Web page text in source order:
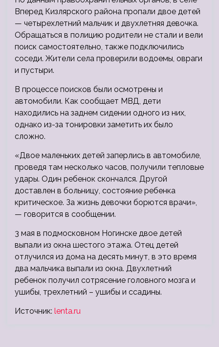
Вперед Кизлярского района пропали двое детей
— четырехлетний мальчик и двухлетняя девочка.
Обращаться в полицию родители не стали и вели
поиск самостоятельно, также подключились
соседи. Жители села проверили водоемы, овраги
и пустыри.
В процессе поисков были осмотрены и
автомобили. Как сообщает МВД, дети
находились на заднем сидении одного из них,
однако из-за тонировки заметить их было
сложно.
«Двое маленьких детей заперлись в автомобиле,
проведя там несколько часов, получили тепловые
удары. Один ребенок скончался. Другой
доставлен в больницу, состояние ребенка
критическое. За жизнь девочки борются врачи»,
— говорится в сообщении.
3 мая в подмосковном Ногинске двое детей
выпали из окна шестого этажа. Отец детей
отлучился из дома на десять минут, в это время
два мальчика выпали из окна. Двухлетний
ребенок получил сотрясение головного мозга и
ушибы, трехлетний – ушибы и ссадины.
Источник: lenta.ru